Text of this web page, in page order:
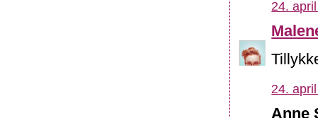
24.
24.
Anne